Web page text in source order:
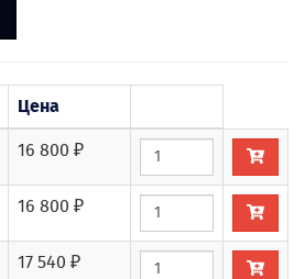
Цена
16 800 ₽
16 800 ₽
17 540 ₽